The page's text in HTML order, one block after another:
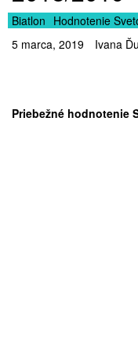
Biatlon Hodnotenie
5 marca, 2019
Ivana
Priebežné hodnotenie